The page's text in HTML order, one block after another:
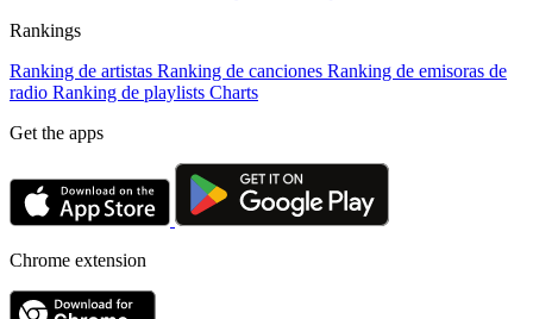
Rankings
Ranking de artistas Ranking de canciones Ranking de emisoras de
radio Ranking de playlists Charts
Get the apps
Chrome extension